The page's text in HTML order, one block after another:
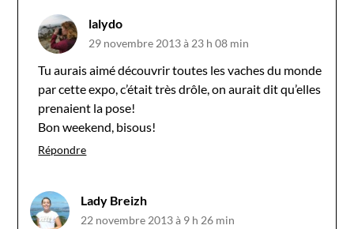
lalydo
29 novembre 2013 à 23 h 08 min
Tu aurais aimé découvrir toutes les vaches du monde
par cette expo, c’était très drôle, on aurait dit qu’elles
prenaient la pose!
Bon weekend, bisous!
Répondre
Lady Breizh
22 novembre 2013 à 9 h 26 min